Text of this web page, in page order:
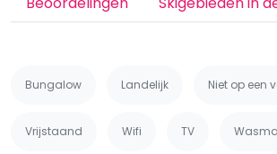
Bungalow Landelijk Niet op een
Vrijstaand Wifi TV